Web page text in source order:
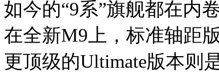
如今的“9系”旗舰都在内
在全新M9上，标准轴距
更顶级的Ultimate版本则